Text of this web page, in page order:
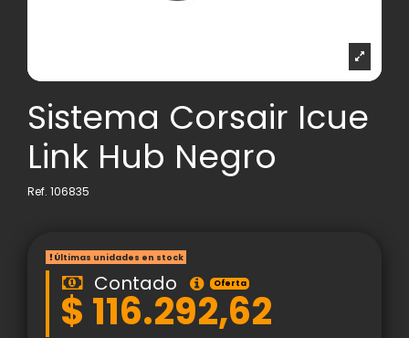
Sistema Corsair Icue
Link Hub Negro
Ref. 106835
Últimas unidades en stock
Contado Oferta
$ 116.292,62